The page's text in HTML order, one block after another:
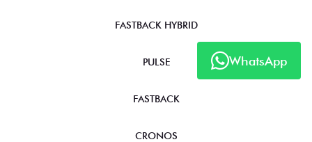
WhatsApp
FASTBACK HYBRID
PULSE
FASTBACK
CRONOS